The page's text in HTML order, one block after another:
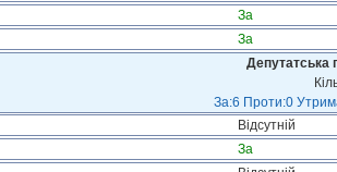
За
За
Депутатська
За:6 Проти:0
Відсутній
За